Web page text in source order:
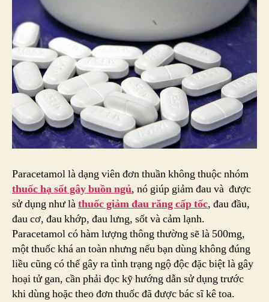
Paracetamol là dạng viên đơn thuần không thuộc nhóm
thuốc hạ sốt gây buồn ngủ, nó giúp giảm đau và được
sử dụng như làthuốc giảm đau răng cấp tốc, đau đầu,
đau cơ, đau khớp, đau lưng, sốt và cảm lạnh.
Paracetamol có hàm lượng thông thường sẽ là 500mg,
một thuốc khá an toàn nhưng nếu bạn dùng không đúng
liều cũng có thể gây ra tình trạng ngộ độc đặc biệt là gây
hoại tử gan, cần phải đọc kỹ hướng dẫn sử dụng trước
khi dùng hoặc theo đơn thuốc đã được bác sĩ kê toa.